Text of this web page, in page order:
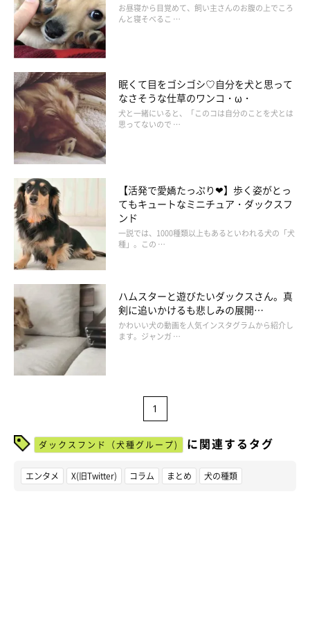
お昼寝から目覚めて、飼い主さんのお腹の上でころ
んと寝そべるこ …
眠くて目をゴシゴシ♡自分を犬と思って
なさそうな仕草のワンコ・ω・
犬と一緒にいると、「このコは自分のことを犬とは
思ってないので …
【活発で愛嬌たっぷり❤】歩く姿がとっ
てもキュートなミニチュア・ダックスフ
ンド
一説では、1000種類以上もあるといわれる犬の「犬
種」。この …
ハムスターと遊びたいダックスさん。真
剣に追いかけるも悲しみの展開…
かわいい犬の動画を人気インスタグラムから紹介し
ます。ジャンガ …
1
ダックスフンド（犬種グループ) に関連するタグ
エンタメ X(旧Twitter) コラム まとめ 犬の種類